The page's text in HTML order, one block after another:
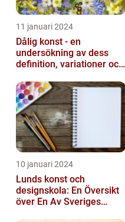
11 januari 2024
Dålig konst - en
undersökning av dess
definition, variationer och
10 januari 2024
Lunds konst och
designskola: En Översikt
över En Av Sveriges